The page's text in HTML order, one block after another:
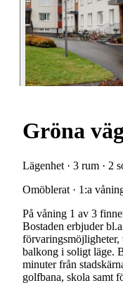
Gröna
Lägenhet · 3 rum · 2
Omöblerat · 1:a
På våning 1 av 3
Bostaden erbjuder
balkong i soligt läge.
minuter från
golfbana, skola samt